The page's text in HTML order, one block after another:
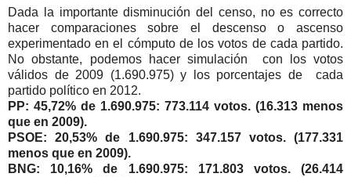
Dada la importante disminución del censo, no es correcto
hacer comparaciones sobre el descenso o ascenso
experimentado en el cómputo de los votos de cada partido.
No obstante, podemos hacer simulación con los votos
válidos de 2009 (1.690.975) y los porcentajes de cada
partido político en 2012.
PP: 45,72% de 1.690.975: 773.114 votos. (16.313 menos
que en 2009).
PSOE: 20,53% de 1.690.975: 347.157 votos. (177.331
menos que en 2009).
BNG: 10,16% de 1.690.975: 171.803 votos. (26.414